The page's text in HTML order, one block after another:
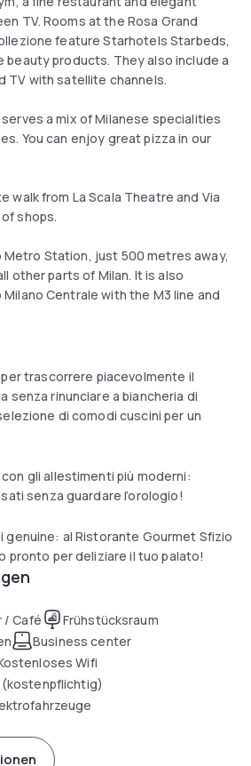
TV. Rooms at the Rosa Grand
feature Starhotels Starbeds,
beauty products. They also include a
TV with satellite channels.
a mix of Milanese specialities
You can enjoy great pizza in our
walk from La Scala Theatre and Via
shops.
Metro Station, just 500 metres away,
other parts of Milan. It is also
Centrale with the M3 line and
per trascorrere piacevolmente il
senza rinunciare a biancheria di
di comodi cuscini per un
gli allestimenti più moderni:
senza guardare l’orologio!
genuine: al Ristorante Gourmet Sfizio
pronto per deliziare il tuo palato!
/ Café
Frühstücksraum
Business center
Wifi
(kostenpflichtig)